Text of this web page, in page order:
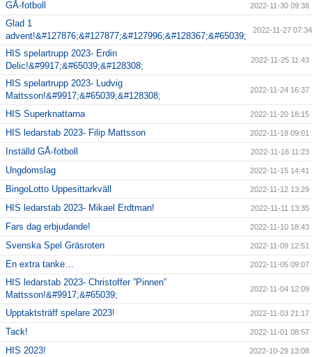
GÅ-fotboll 2022-11-30 09:38
Glad 1
advent!&#127876;&#127877;&#127996;&#128367;&#65039;
2022-11-27 07:34
HIS spelartrupp 2023- Erdin
Delic!&#9917;&#65039;&#128308;
2022-11-25 11:43
HIS spelartrupp 2023- Ludvig
Mattsson!&#9917;&#65039;&#128308;
2022-11-24 16:37
HIS Superknattarna 2022-11-20 18:15
HIS ledarstab 2023- Filip Mattsson 2022-11-18 09:01
Inställd GÅ-fotboll 2022-11-16 11:23
Ungdomslag 2022-11-15 14:41
BingoLotto Uppesittarkväll 2022-11-12 13:29
HIS ledarstab 2023- Mikael Erdtman! 2022-11-11 13:35
Fars dag erbjudande! 2022-11-10 18:43
Svenska Spel Gräsroten 2022-11-09 12:51
En extra tanke… 2022-11-05 09:07
HIS ledarstab 2023- Christoffer ”Pinnen”
Mattsson!&#9917;&#65039;
2022-11-04 12:09
Upptaktsträff spelare 2023! 2022-11-03 21:17
Tack! 2022-11-01 08:57
HIS 2023! 2022-10-29 13:08